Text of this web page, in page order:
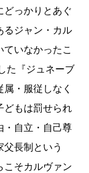
どっかりとあぐ
るジャン・カル
いなかったこ
た『ジュネーブ
・服従しなく
どもは罰せられ
・自立・自己尊
長制という
こそカルヴァン